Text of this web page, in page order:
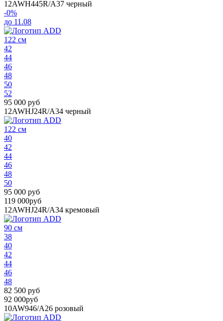
12AWH445R/A37 черный
-0%
до 11.08
122 см
42
44
46
48
50
52
95 000 руб
12AWHJ24R/A34 черный
122 см
40
42
44
46
48
50
95 000 руб
119 000руб
12AWHJ24R/A34 кремовый
90 см
38
40
42
44
46
48
82 500 руб
92 000руб
10AW946/A26 розовый